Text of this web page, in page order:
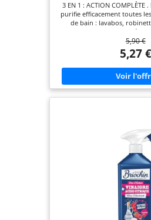
3 EN 1 : ACTION
purifie efficacement toutes
de bain : lavabos,
douches et carrelages.
sans effort. FORMULE
Conçue pour éliminer le
savon et les traces d’eau
agit rapidement et laisse
éclatantes, lavage après
LONGUE DURÉE : Laisse
la salle de bain après chaque
D’UTILISATION : Pulvériser
agir quelques instants,
d’une éponge humide. Pour
avec un chiffon sec.
PIONNIER DE L’ENTRETIEN
plus d’un siècle, Briochin
droguiste au service de
naturelles et performantes,
5,90 €
5,27 €